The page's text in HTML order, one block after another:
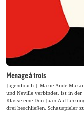
Menage à trois
Jugendbuch | Marie-Aude
und Neville verbindet, ist in der
Klasse eine Don-Juan-
drei beschließen, Schauspieler